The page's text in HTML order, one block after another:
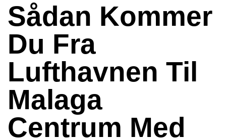
Sådan Kommer
Du Fra
Lufthavnen Til
Malaga
Centrum Med